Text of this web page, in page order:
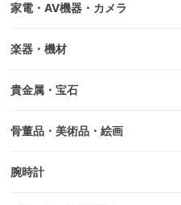
家電・AV機器・カメラ
楽器・機材
貴金属・宝石
骨董品・美術品・絵画
腕時計